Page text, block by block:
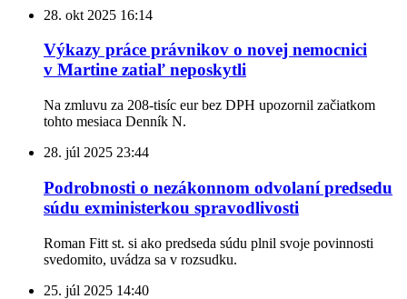
28. okt 2025 16:14
Výkazy práce právnikov o novej nemocnici
v Martine zatiaľ neposkytli
Na zmluvu za 208-tisíc eur bez DPH upozornil začiatkom
tohto mesiaca Denník N.
28. júl 2025 23:44
Podrobnosti o nezákonnom odvolaní predsedu
súdu exministerkou spravodlivosti
Roman Fitt st. si ako predseda súdu plnil svoje povinnosti
svedomito, uvádza sa v rozsudku.
25. júl 2025 14:40